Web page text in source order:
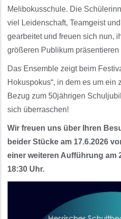
Melibokusschule. Die
viel Leidenschaft, Teamgeist
gearbeitet und freuen sich nun,
größeren Publikum präsentieren
Das Ensemble zeigt beim
Hokuspokus“, in dem es um ein
Bezug zum 50jährigen
sich überraschen!
Wir freuen uns über Ihren
beider Stücke am 17.6.2026
einer weiteren Aufführung am
18:30 Uhr.